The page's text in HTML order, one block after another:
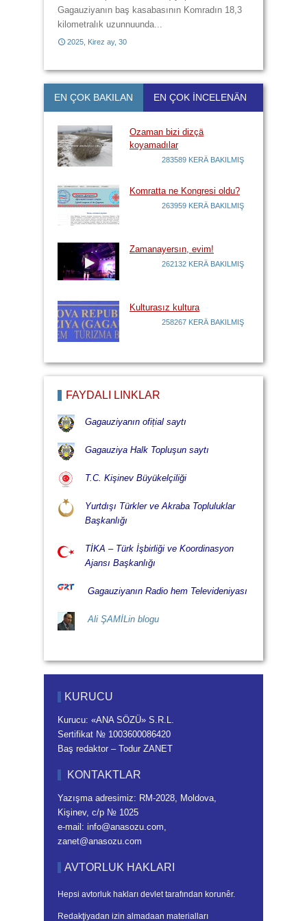
Gagauziyanın baş kasabasının Komradın 18,3
kilometralık uzunnuunda...
2025, Kirez ay, 30
2017, Kirez ay, 21
EN ÇOK BAKILAN EN ÇOK İNCELENÄN
Ozaman bizi dizçä
koyamadılar
283589 KERÄ BAKILMIŞ
Komratta ne Kongresi oldu?
263959 KERÄ BAKILMIŞ
Zamanayersın, evim!
262132 KERÄ BAKILMIŞ
Kulturasız kultura
258267 KERÄ BAKILMIŞ
FAYDALI LİNKLÄR
Gagauziyanın ofițial saytı
Gagauziya Halk Topluşun saytı
T.C. Kişinev Büyükelçiliği
Yurtdışı Türkler ve Akraba Topluluklar
Başkanlığı
TİKA – Türk İşbirliği ve Koordinasyon
Ajansı Başkanlığı
Gagauziyanın Radio hem Televideniyası
Ali ŞAMİLin blogu
KURUCU
Kurucu: «ANA SÖZÜ» S.R.L.
Sertifikat № 1003600086420
Baş redaktor – Todur ZANET
KONTAKTLAR
Yazışma adresimiz: RM-2028, Moldova,
Kişinev, c/p № 1025
e-mail: info@anasozu.com,
zanet@anasozu.com
AVTORLUK HAKLARI
Hepsi avtorluk hakları devlet tarafından korunêr.
Redakţiyadan izin almadaan materialları